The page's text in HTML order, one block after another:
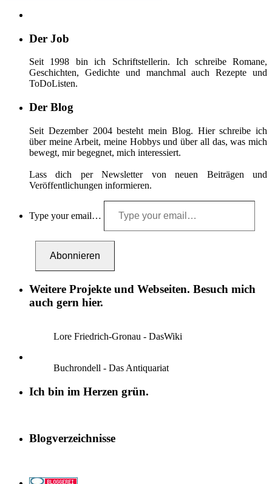
Der Job
Seit 1998 bin ich Schriftstellerin. Ich schreibe Romane,
Geschichten, Gedichte und manchmal auch Rezepte und
ToDoListen.
Der Blog
Seit Dezember 2004 besteht mein Blog. Hier schreibe ich
über meine Arbeit, meine Hobbys und über all das, was mich
bewegt, mir begegnet, mich interessiert.
Lass dich per Newsletter von neuen Beiträgen und
Veröffentlichungen informieren.
Type your email…
Abonnieren
Weitere Projekte und Webseiten. Besuch mich
auch gern hier.
Lore Friedrich-Gronau - DasWiki
Buchrondell - Das Antiquariat
Ich bin im Herzen grün.
Blogverzeichnisse